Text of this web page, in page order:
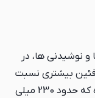
و نوشیدنی ها، در
بیشتری نسبت
به عربیکا و لیبریکا دارد. در یک فنجان قهوه که حدود 230 میلی